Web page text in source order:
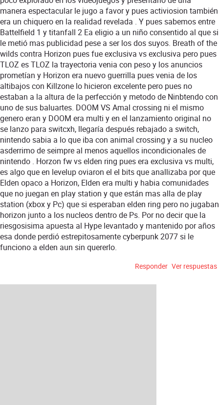
manera espectacular le jugo a favor y pues activiosion también
era un chiquero en la realidad revelada . Y pues sabemos entre
Battelfield 1 y titanfall 2 Ea eligio a un niño consentido al que si
le metió mas publicidad pese a ser los dos suyos. Breath of the
wilds contra Horizon pues fue exclusiva vs exclusiva pero pues
TLOZ es TLOZ la trayectoria venia con peso y los anuncios
prometían y Horizon era nuevo guerrilla pues venia de los
altibajos con Killzone lo hicieron excelente pero pues no
estaban a la altura de la perfección y metodo de Ninbtendo con
uno de sus baluartes. DOOM VS Amal crossing ni el mismo
genero eran y DOOM era multi y en el lanzamiento original no
se lanzo para switcxh, llegaría después rebajado a switch,
nintendo sabia a lo que iba con animal crossing y a su nucleo
asderrimo de seimpre al menos aquellos incondicionales de
nintendo . Horzon fw vs elden ring pues era exclusiva vs multi,
es algo que en levelup oviaron el el bits que anallizaba por que
Elden opaco a Horizon, Elden era multi y habia comunidades
que no juegan en play station y que están mas alla de play
station (xbox y Pc) que si esperaban elden ring pero no jugaban
horizon junto a los nucleos dentro de Ps. Por no decir que la
riesgosisima apuesta al Hype levantado y mantenido por años
esa donde perdió estrepitosamente cyberpunk 2077 si le
funciono a elden aun sin quererlo.
Responder Ver respuestas